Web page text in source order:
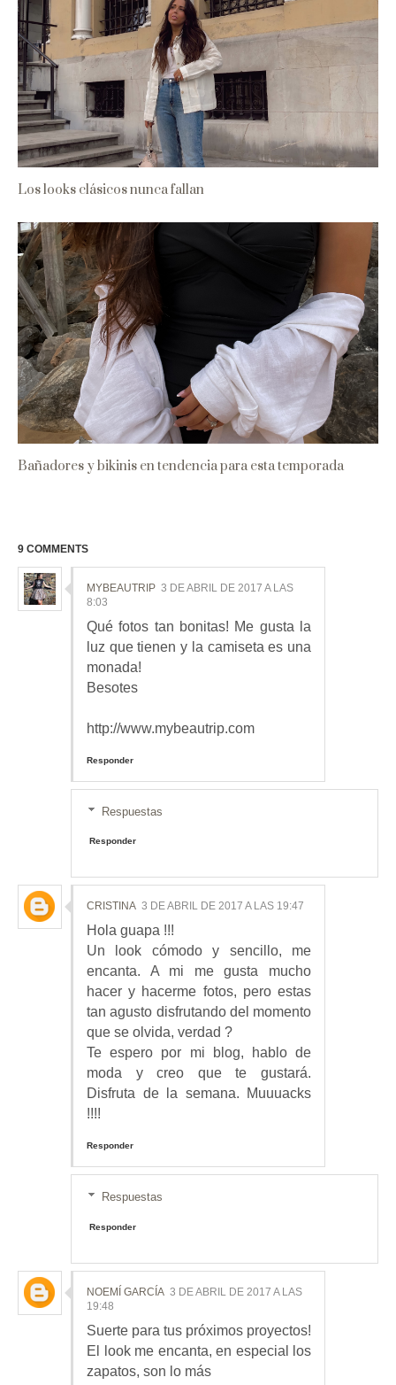
Los looks clásicos nunca fallan
Bañadores y bikinis en tendencia para esta temporada
9 COMMENTS
MYBEAUTRIP 3 DE ABRIL DE 2017 A LAS
8:03
Qué fotos tan bonitas! Me gusta la
luz que tienen y la camiseta es una
monada!
Besotes
http://www.mybeautrip.com
Responder
Respuestas
Responder
CRISTINA 3 DE ABRIL DE 2017 A LAS 19:47
Hola guapa !!!
Un look cómodo y sencillo, me
encanta. A mi me gusta mucho
hacer y hacerme fotos, pero estas
tan agusto disfrutando del momento
que se olvida, verdad ?
Te espero por mi blog, hablo de
moda y creo que te gustará.
Disfruta de la semana. Muuuacks
!!!!
Responder
Respuestas
Responder
NOEMÍ GARCÍA 3 DE ABRIL DE 2017 A LAS
19:48
Suerte para tus próximos proyectos!
El look me encanta, en especial los
zapatos, son lo más